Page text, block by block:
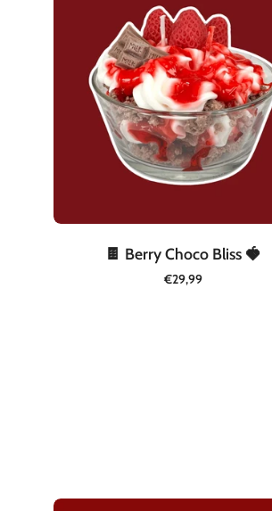
Choco
Bliss
🍓
🍫 Berry Choco Bliss 🍓
€29,99